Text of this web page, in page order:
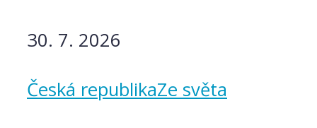
30. 7. 2026
Česká republikaZe světa